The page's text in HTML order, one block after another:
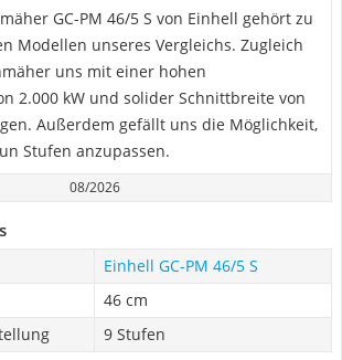
GC-PM 46/5 S von Einhell gehört zu
Modellen unseres Vergleichs. Zugleich
uns mit einer hohen
2.000 kW und solider Schnittbreite von
Außerdem gefällt uns die Möglichkeit,
Stufen anzupassen.
08/2026
Einhell GC-PM 46/5 S
46 cm
9 Stufen